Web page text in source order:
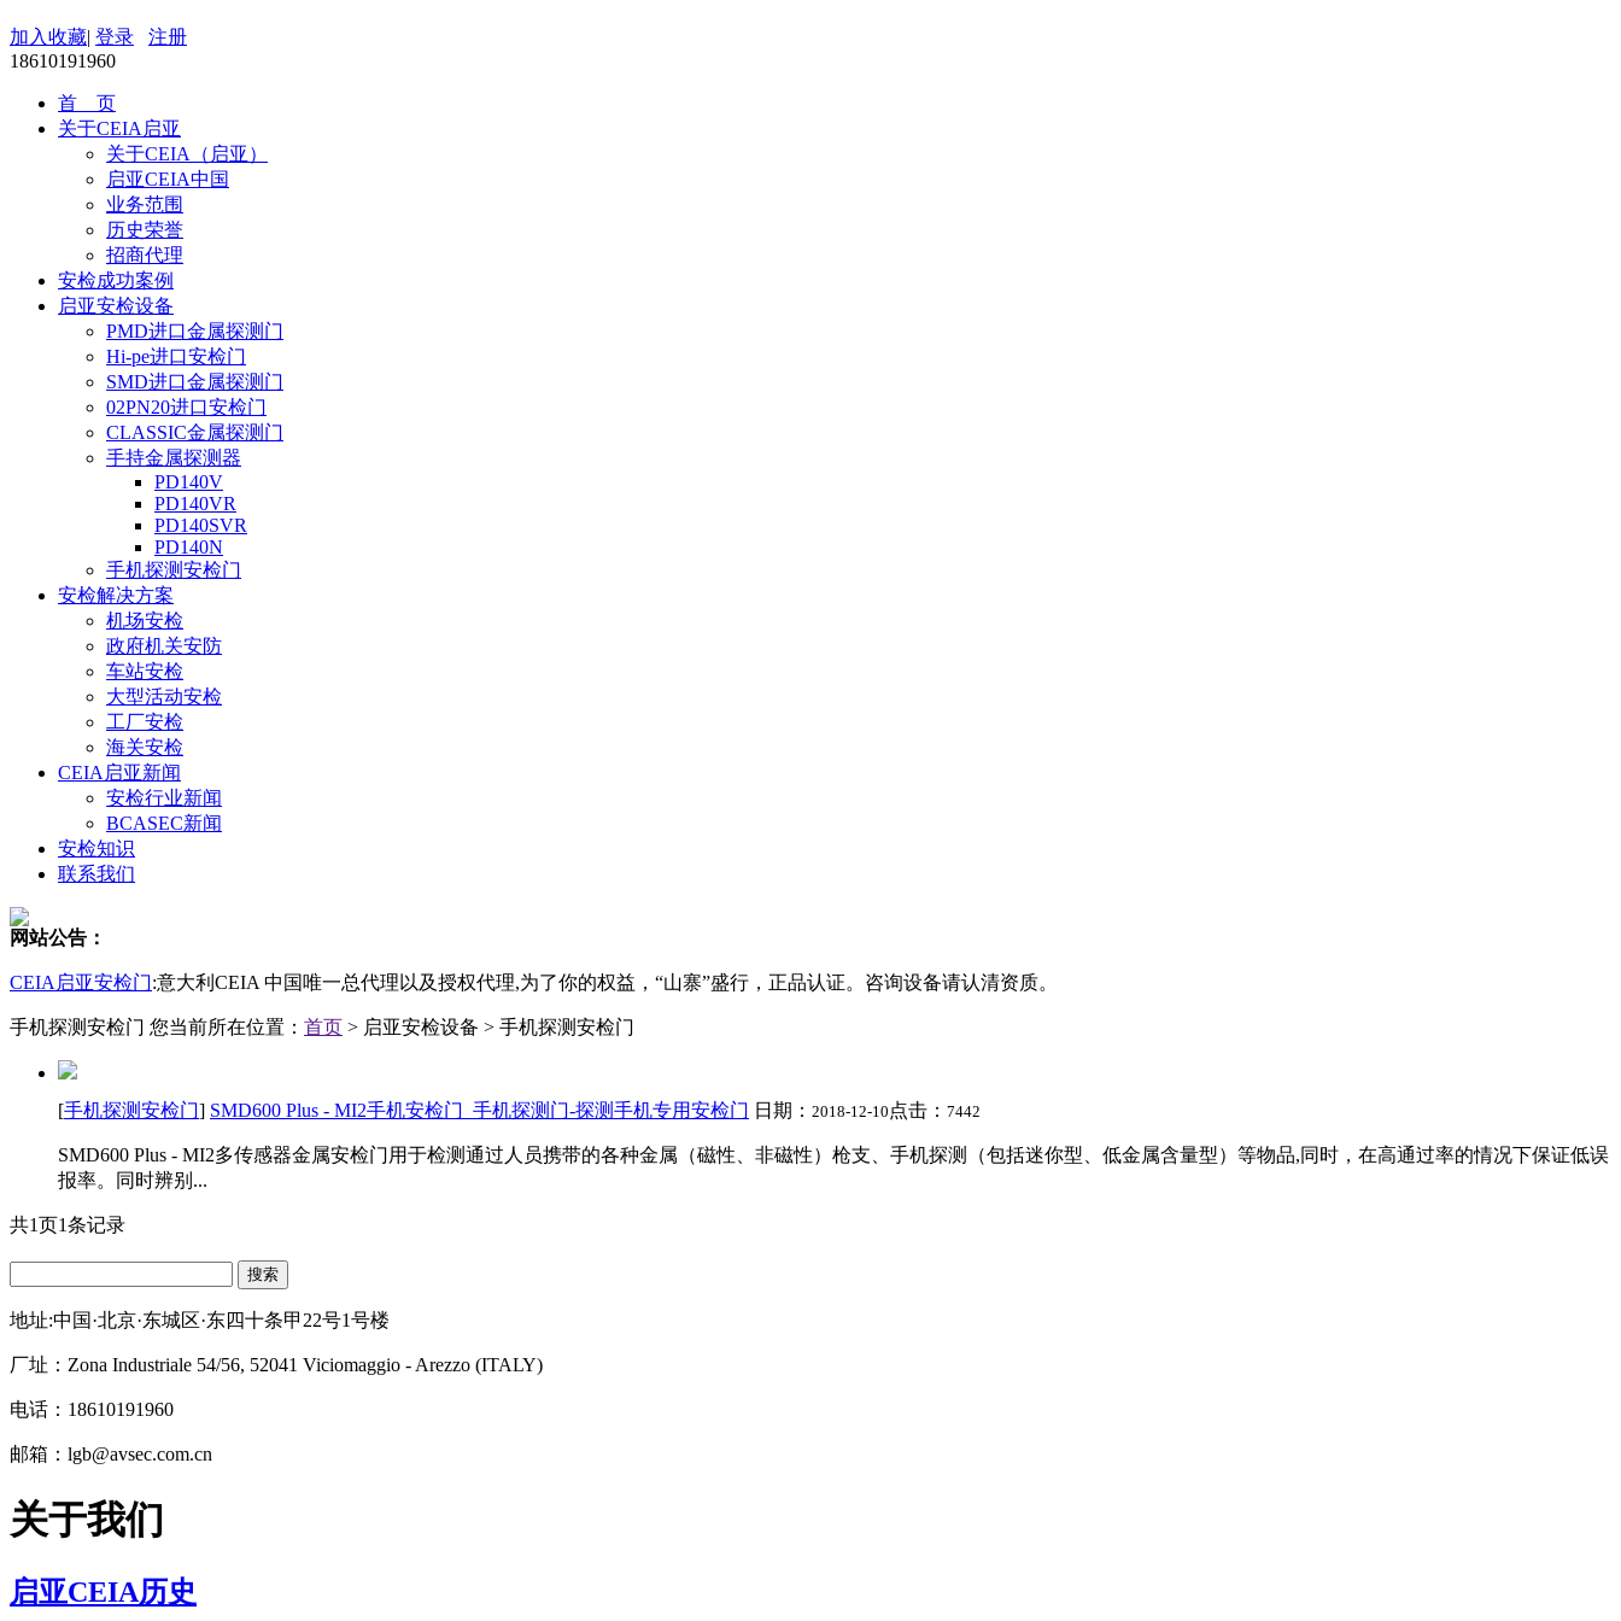
加入收藏| 登录
注册
18610191960
首 页
关于CEIA启亚
关于CEIA（启亚）
启亚CEIA中国
业务范围
历史荣誉
招商代理
安检成功案例
启亚安检设备
PMD进口金属探测门
Hi-pe进口安检门
SMD进口金属探测门
02PN20进口安检门
CLASSIC金属探测门
手持金属探测器
PD140V
PD140VR
PD140SVR
PD140N
手机探测安检门
安检解决方案
机场安检
政府机关安防
车站安检
大型活动安检
工厂安检
海关安检
CEIA启亚新闻
安检行业新闻
BCASEC新闻
安检知识
联系我们
网站公告：
CEIA启亚安检门:意大利CEIA 中国唯一总代理以及授权代理,为了你的权益，“山寨”盛行，正品认证。咨询设备请认清资质。
手机探测安检门 您当前所在位置： 首页 > 启亚安检设备 > 手机探测安检门
[手机探测安检门] SMD600 Plus - MI2手机安检门_手机探测门-探测手机专用安检门 日期： 2018-12-10 点击： 7442
SMD600 Plus - MI2多传感器金属安检门用于检测通过人员携带的各种金属（磁性、非磁性）枪支、手机探测（包括迷你型、低金属含量型）等物品,同时，在高通过率的情况下保证低误
报率。同时辨别...
共1页1条记录
搜索
地址:中国·北京·东城区·东四十条甲22号1号楼
厂址： Zona Industriale 54/56, 52041 Viciomaggio - Arezzo (ITALY)
电话：18610191960
邮箱：lgb@avsec.com.cn
关于我们
启亚CEIA历史